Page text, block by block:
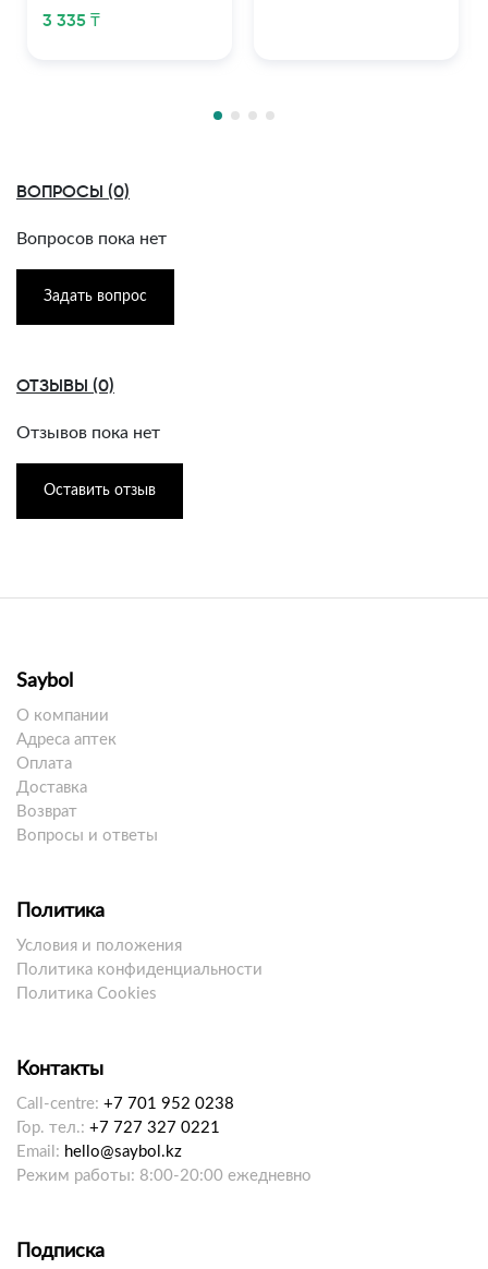
3 335 ₸
ВОПРОСЫ (0)
Вопросов пока нет
Задать вопрос
ОТЗЫВЫ (0)
Отзывов пока нет
Оставить отзыв
Saybol
О компании
Адреса аптек
Оплата
Доставка
Возврат
Вопросы и ответы
Политика
Условия и положения
Политика конфиденциальности
Политика Cookies
Контакты
Call-centre: +7 701 952 0238
Гор. тел.: +7 727 327 0221
Email: hello@saybol.kz
Режим работы: 8:00-20:00 ежедневно
Подписка